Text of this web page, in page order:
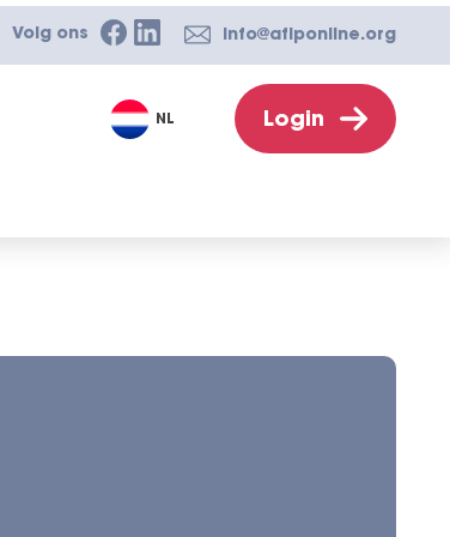
Volg ons info@afiponline.org
Login
NL